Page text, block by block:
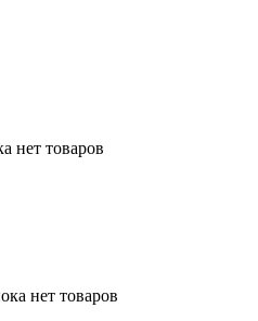
нет товаров
нет товаров